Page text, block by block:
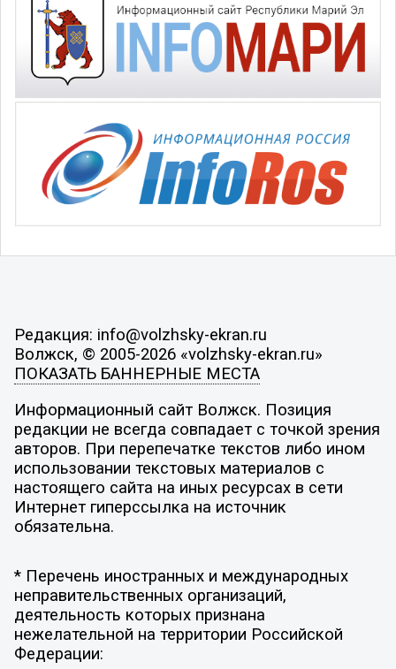
Редакция: info@volzhsky-ekran.ru
Волжск, © 2005-2026 «volzhsky-ekran.ru»
ПОКАЗАТЬ БАННЕРНЫЕ МЕСТА
Информационный сайт Волжск. Позиция
редакции не всегда совпадает с точкой зрения
авторов. При перепечатке текстов либо ином
использовании текстовых материалов с
настоящего сайта на иных ресурсах в сети
Интернет гиперссылка на источник
обязательна.
* Перечень иностранных и международных
неправительственных организаций,
деятельность которых признана
нежелательной на территории Российской
Федерации: